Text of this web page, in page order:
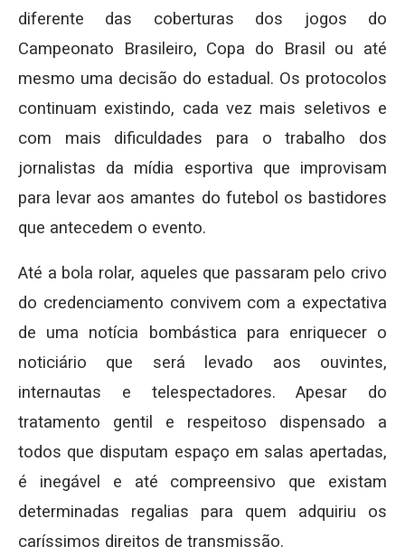
diferente das coberturas dos jogos do
Campeonato Brasileiro, Copa do Brasil ou até
mesmo uma decisão do estadual. Os protocolos
continuam existindo, cada vez mais seletivos e
com mais dificuldades para o trabalho dos
jornalistas da mídia esportiva que improvisam
para levar aos amantes do futebol os bastidores
que antecedem o evento.
Até a bola rolar, aqueles que passaram pelo crivo
do credenciamento convivem com a expectativa
de uma notícia bombástica para enriquecer o
noticiário que será levado aos ouvintes,
internautas e telespectadores. Apesar do
tratamento gentil e respeitoso dispensado a
todos que disputam espaço em salas apertadas,
é inegável e até compreensivo que existam
determinadas regalias para quem adquiriu os
caríssimos direitos de transmissão.